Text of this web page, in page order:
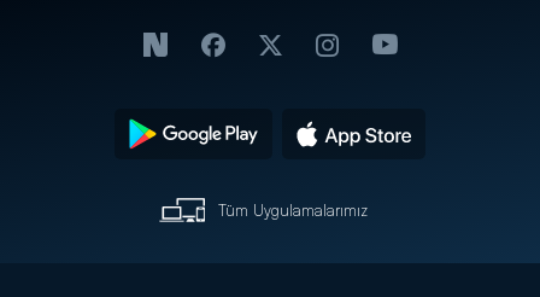
Tüm Uygulamalarımız